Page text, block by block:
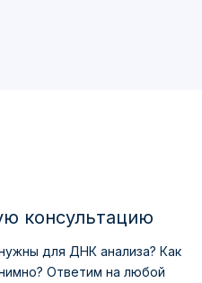
консультацию
для ДНК анализа? Как
Ответим на любой